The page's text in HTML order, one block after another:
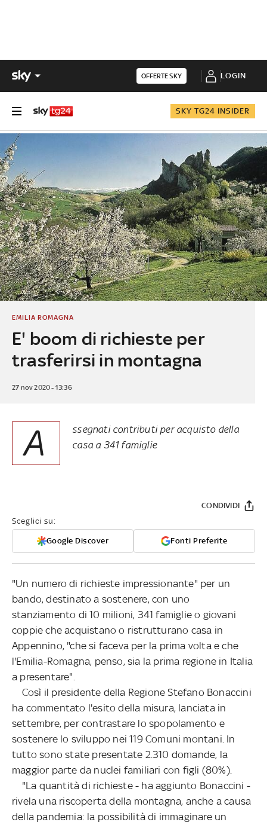
OFFERTE SKY LOGIN
SKY TG24 INSIDER
E' boom di richieste per
trasferirsi in montagna
EMILIA ROMAGNA
27 nov 2020 - 13:36
A
ssegnati contributi per acquisto della
casa a 341 famiglie
Sceglici su:
Google Discover Fonti Preferite
CONDIVIDI
"Un numero di richieste impressionante" per un
bando, destinato a sostenere, con uno
stanziamento di 10 milioni, 341 famiglie o giovani
coppie che acquistano o ristrutturano casa in
Appennino, "che si faceva per la prima volta e che
l'Emilia-Romagna, penso, sia la prima regione in Italia
a presentare".
Così il presidente della Regione Stefano Bonaccini
ha commentato l'esito della misura, lanciata in
settembre, per contrastare lo spopolamento e
sostenere lo sviluppo nei 119 Comuni montani. In
tutto sono state presentate 2.310 domande, la
maggior parte da nuclei familiari con figli (80%).
"La quantità di richieste - ha aggiunto Bonaccini -
rivela una riscoperta della montagna, anche a causa
della pandemia: la possibilità di immaginare un